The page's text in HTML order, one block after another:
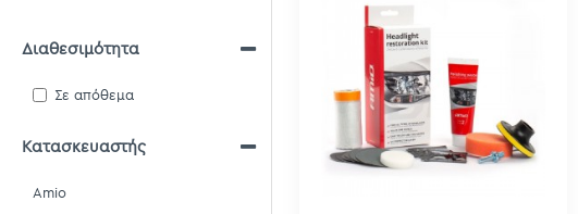
Κατασκευαστής
Amio
Διαθεσιμότητα
Σε απόθεμα